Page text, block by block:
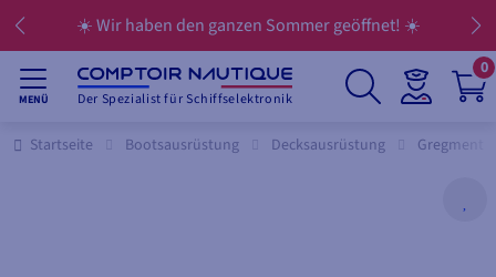
☀️ Wir haben den ganzen Sommer geöffnet! ☀️
MENÜ Der Spezialist für Schiffselektronik
0
Startseite Bootsausrüstung Decksausrüstung Gregment